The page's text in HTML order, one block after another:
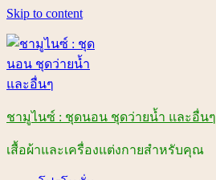
Skip to content
ชามูไนซ์ : ชุดนอน ชุดว่ายน้ำ และอื่นๆ
เสื้อผ้าและเครื่องแต่งกายสำหรับคุณ